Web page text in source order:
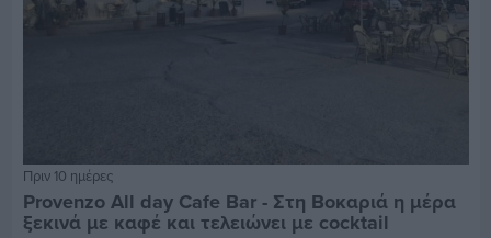
Πριν 10 ημέρες
Provenzo All day Cafe Bar - Στη Βοκαριά η μέρα
ξεκινά με καφέ και τελειώνει με cocktail